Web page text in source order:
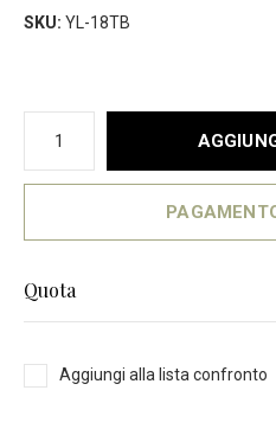
SKU: YL-18TB
Quota
Aggiungi alla lista confronto